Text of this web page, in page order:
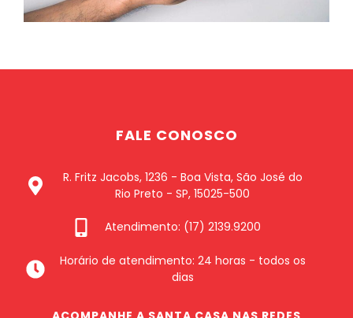
FALE CONOSCO
R. Fritz Jacobs, 1236 - Boa Vista, São José do
Rio Preto - SP, 15025-500
Atendimento: (17) 2139.9200
Horário de atendimento: 24 horas - todos os
dias